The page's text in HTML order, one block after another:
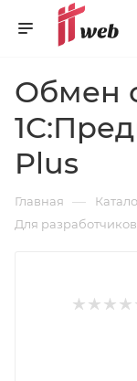
Обмен
Plus
Главная —
Для разработчиков